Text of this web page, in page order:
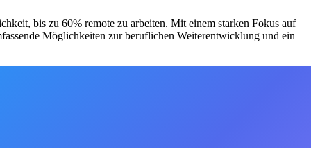
bis zu 60% remote zu arbeiten. Mit einem starken Fokus auf
Möglichkeiten zur beruflichen Weiterentwicklung und ein